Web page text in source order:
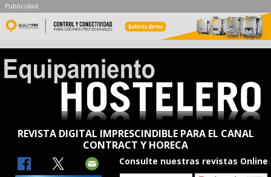
Publicidad
REVISTA DIGITAL IMPRESCINDIBLE PARA EL CANAL
CONTRACT Y HORECA
Consulte nuestras revistas Online